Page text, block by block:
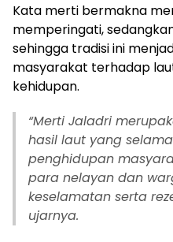
Kata merti bermakna
memperingati,
sehingga tradisi ini
masyarakat terhadap
kehidupan.
“Merti Jaladri
hasil laut yang
penghidupan
para nelayan dan
keselamatan serta
ujarnya.